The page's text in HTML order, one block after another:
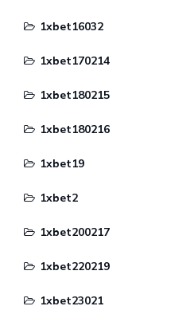
1xbet16032
1xbet170214
1xbet180215
1xbet180216
1xbet19
1xbet2
1xbet200217
1xbet220219
1xbet23021